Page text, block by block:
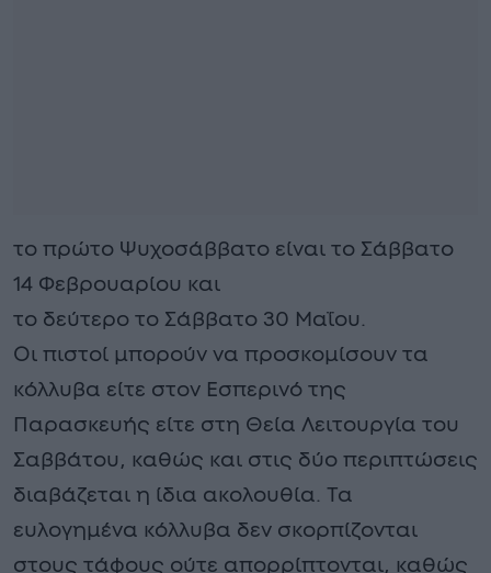
το πρώτο Ψυχοσάββατο είναι το Σάββατο
14 Φεβρουαρίου και
το δεύτερο το Σάββατο 30 Μαΐου.
Οι πιστοί μπορούν να προσκομίσουν τα
κόλλυβα είτε στον Εσπερινό της
Παρασκευής είτε στη Θεία Λειτουργία του
Σαββάτου, καθώς και στις δύο περιπτώσεις
διαβάζεται η ίδια ακολουθία. Τα
ευλογημένα κόλλυβα δεν σκορπίζονται
στους τάφους ούτε απορρίπτονται, καθώς